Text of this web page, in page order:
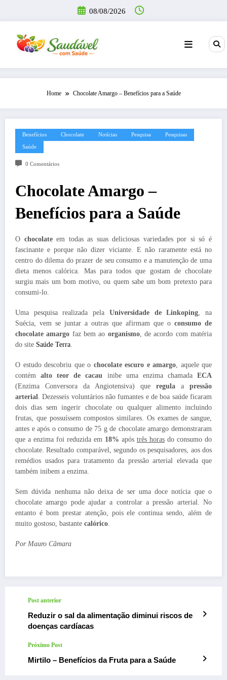
o
conteúdo
08/08/2026
Home Chocolate Amargo – Benefícios para a Saúde
Benefícios Chocolate Notícias Pesquisa Pesquisas
Saúde
0 Comentários
Chocolate Amargo –
Benefícios para a Saúde
O chocolateem todas as suas deliciosas variedades por si só é
fascinante e porque não dizer viciante. E não raramente está no
centro do dilema do prazer de seu consumo e a manutenção de uma
dieta menos calórica. Mas para todos que gostam de chocolate
surgiu mais um bom motivo, ou quem sabe um bom pretexto para
consumi-lo.
Uma pesquisa realizada pela Universidade de Linkoping , na
Suécia, vem se juntar a outras que afirmam que o consumo de
chocolate amargo faz bem ao organismo, de acordo com matéria
do site Saúde Terra
O estudo descobriu que o chocolate escuro e amargo , aquele que
contémalto teor de cacau inibe uma enzima chamadaECA
(Enzima Conversora da Angiotensiva) que regula a pressão
arterial
. Dezesseis voluntários não fumantes e de boa saúde ficaram
dois dias sem ingerir chocolate ou qualquer alimento incluindo
frutas, que possuíssem compostos similares. Os exames de sangue,
antes e após o consumo de 75 g de chocolate amargo demonstraram
que a enzima foi reduzida em 18% após três horas do consumo do
chocolate. Resultado comparável, segundo os pesquisadores, aos dos
remédios usados para tratamento da pressão arterial elevada que
também inibem a enzima.
Sem dúvida nenhuma não deixa de ser uma doce notícia que o
chocolate amargo pode ajudar a controlar a pressão arterial. No
entanto é bom prestar atenção, pois ele continua sendo, além de
muito gostoso, bastante calórico.
Por Mauro Câmara
Post anterior
Reduzir o sal da alimentação diminui riscos de
doenças cardíacas
Próximo Post
Mirtilo – Benefícios da Fruta para a Saúde